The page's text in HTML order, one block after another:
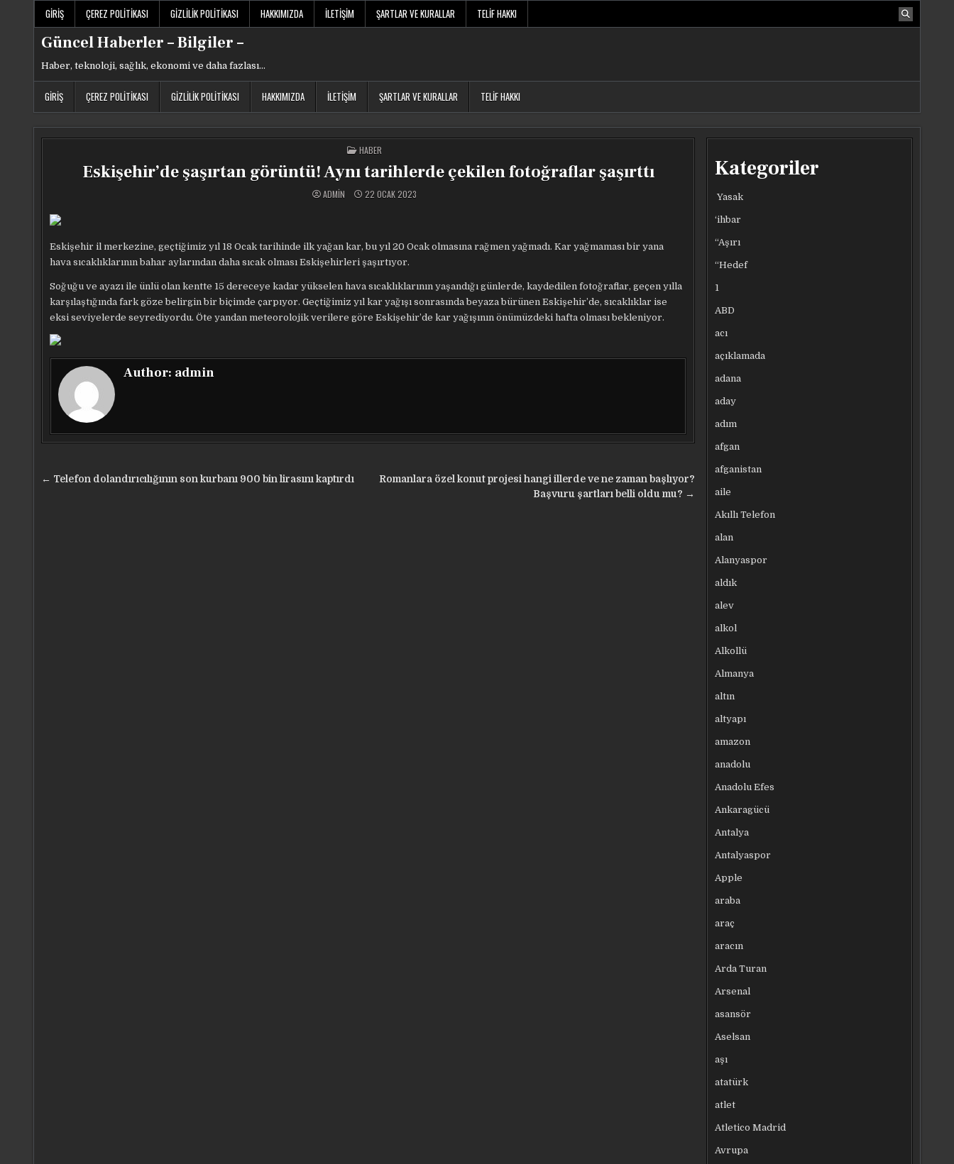
GIRIŞ ÇEREZ POLITIKASI GIZLILIK POLITIKASI HAKKIMIZDA İLETIŞIM ŞARTLAR VE KURALLAR TELIF HAKKI
Güncel Haberler – Bilgiler –
Haber, teknoloji, sağlık, ekonomi ve daha fazlası…
GIRIŞ ÇEREZ POLITIKASI GIZLILIK POLITIKASI HAKKIMIZDA İLETIŞIM ŞARTLAR VE KURALLAR TELIF HAKKI
POSTED
IN
HABER
Eskişehir’de şaşırtan görüntü! Aynı tarihlerde çekilen fotoğraflar şaşırttı
ADMIN 22 OCAK 2023
Eskişehir il merkezine, geçtiğimiz yıl 18 Ocak tarihinde ilk yağan kar, bu yıl 20 Ocak olmasına rağmen yağmadı. Kar yağmaması bir yana
hava sıcaklıklarının bahar aylarından daha sıcak olması Eskişehirleri şaşırtıyor.
Soğuğu ve ayazı ile ünlü olan kentte 15 dereceye kadar yükselen hava sıcaklıklarının yaşandığı günlerde, kaydedilen fotoğraflar, geçen yılla
karşılaştığında fark göze belirgin bir biçimde çarpıyor. Geçtiğimiz yıl kar yağışı sonrasında beyaza bürünen Eskişehir’de, sıcaklıklar ise
eksi seviyelerde seyrediyordu. Öte yandan meteorolojik verilere göre Eskişehir’de kar yağışının önümüzdeki hafta olması bekleniyor.
Author: admin
Yazı
Romanlara özel konut projesi hangi illerde ve ne zaman başlıyor?
Başvuru şartları belli oldu mu? →
← Telefon dolandırıcılığının son kurbanı 900 bin lirasını kaptırdı
Kategoriler
Yasak
‘ihbar
“Aşırı
“Hedef
1
ABD
acı
açıklamada
adana
aday
adım
afgan
afganistan
aile
Akıllı Telefon
alan
Alanyaspor
aldık
alev
alkol
Alkollü
Almanya
altın
altyapı
amazon
anadolu
Anadolu Efes
Ankaragücü
Antalya
Antalyaspor
Apple
araba
araç
aracın
Arda Turan
Arsenal
asansör
Aselsan
aşı
atatürk
atlet
Atletico Madrid
Avrupa